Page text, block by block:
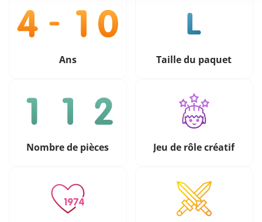
Ans Taille du paquet
Nombre de pièces Jeu de rôle créatif